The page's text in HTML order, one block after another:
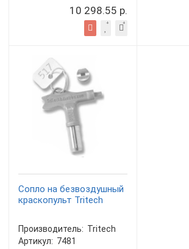
10 298.55 р.
Сопло на безвоздушный
краскопульт Tritech
Производитель: Tritech
Артикул: 7481